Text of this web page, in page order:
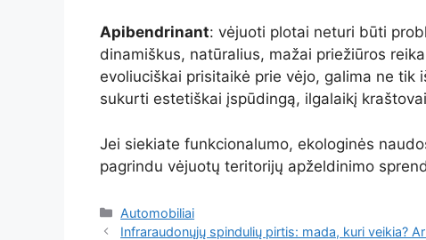
Apibendrinant: vėjuoti plotai neturi būti
dinamiškus, natūralius, mažai priežiūros
evoliuciškai prisitaikė prie vėjo, galima ne
sukurti estetiškai įspūdingą, ilgalaikį
Jei siekiate funkcionalumo, ekologinės
pagrindu vėjuotų teritorijų apželdinimo
Kategorijos
Automobiliai
Infraraudonųjų spindulių pirtis: mada, kuri veikia?